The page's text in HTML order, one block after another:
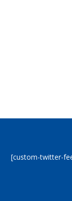
[custom-twitter-